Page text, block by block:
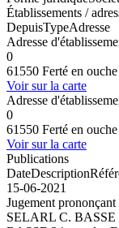
Établissements /
DepuisTypeAdresse
Adresse
0
61550 Ferté en
Voir sur la carte
Adresse
0
61550 Ferté en
Voir sur la carte
Publications
DateDescription
15-06-2021
Jugement
SELARL C. BASSE